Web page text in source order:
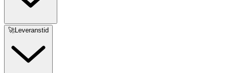
🚀Leveranstid